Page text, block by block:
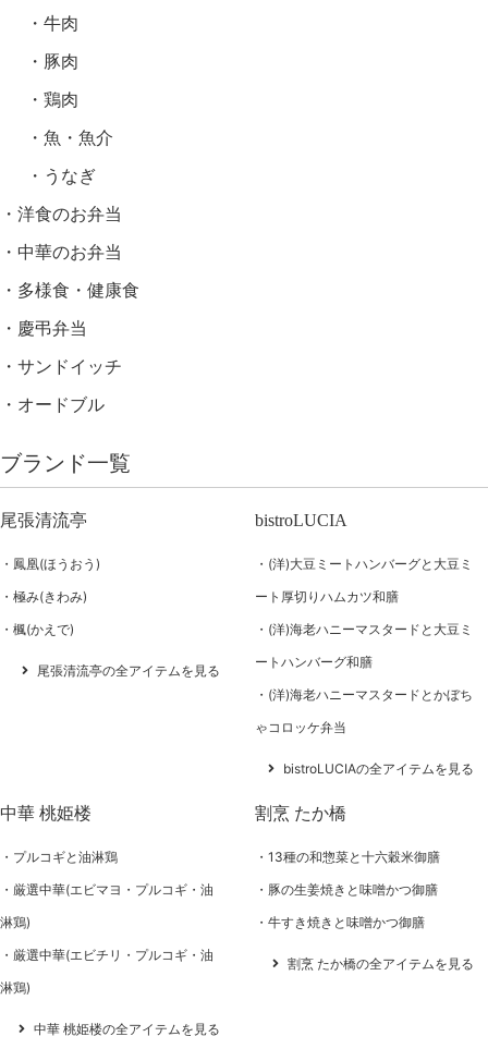
牛肉
豚肉
鶏肉
魚・魚介
うなぎ
洋食のお弁当
中華のお弁当
多様食・健康食
慶弔弁当
サンドイッチ
オードブル
ブランド一覧
尾張清流亭
鳳凰(ほうおう)
極み(きわみ)
楓(かえで)
尾張清流亭の全アイテムを見る
bistroLUCIA
(洋)大豆ミートハンバーグと大豆ミ
ート厚切りハムカツ和膳
(洋)海老ハニーマスタードと大豆ミ
ートハンバーグ和膳
(洋)海老ハニーマスタードとかぼち
ゃコロッケ弁当
bistroLUCIAの全アイテムを見る
中華 桃姫楼
プルコギと油淋鶏
厳選中華(エビマヨ・プルコギ・油
淋鶏)
厳選中華(エビチリ・プルコギ・油
淋鶏)
中華 桃姫楼の全アイテムを見る
割烹 たか橋
13種の和惣菜と十六穀米御膳
豚の生姜焼きと味噌かつ御膳
牛すき焼きと味噌かつ御膳
割烹 たか橋の全アイテムを見る